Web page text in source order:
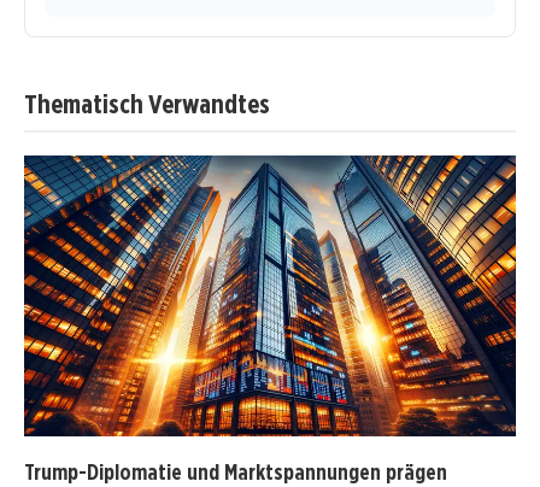
Thematisch Verwandtes
Trump-Diplomatie und Marktspannungen prägen